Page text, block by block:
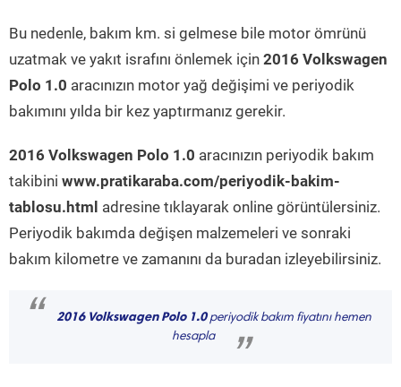
Bu nedenle, bakım km. si gelmese bile motor ömrünü
uzatmak ve yakıt israfını önlemek için 2016 Volkswagen
Polo 1.0 aracınızın motor yağ değişimi ve periyodik
bakımını yılda bir kez yaptırmanız gerekir.
2016 Volkswagen Polo 1.0 aracınızın periyodik bakım
takibini www.pratikaraba.com/periyodik-bakim-
tablosu.html adresine tıklayarak online görüntülersiniz.
Periyodik bakımda değişen malzemeleri ve sonraki
bakım kilometre ve zamanını da buradan izleyebilirsiniz.
“ 2016 Volkswagen Polo 1.0periyodik bakım fiyatını hemen
hesapla
”